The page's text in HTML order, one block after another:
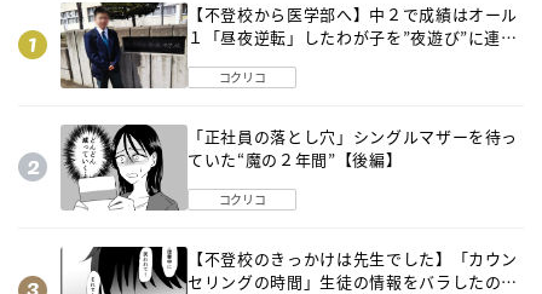
【不登校から医学部へ】中２で成績はオール
１「昼夜逆転」したわが子を”夜遊び”に連れ
コクリコ
「正社員の落とし穴」シングルマザーを待っ
ていた“魔の２年間”【後編】
コクリコ
【不登校のきっかけは先生でした】「カウン
セリングの時間」生徒の情報をバラしたの